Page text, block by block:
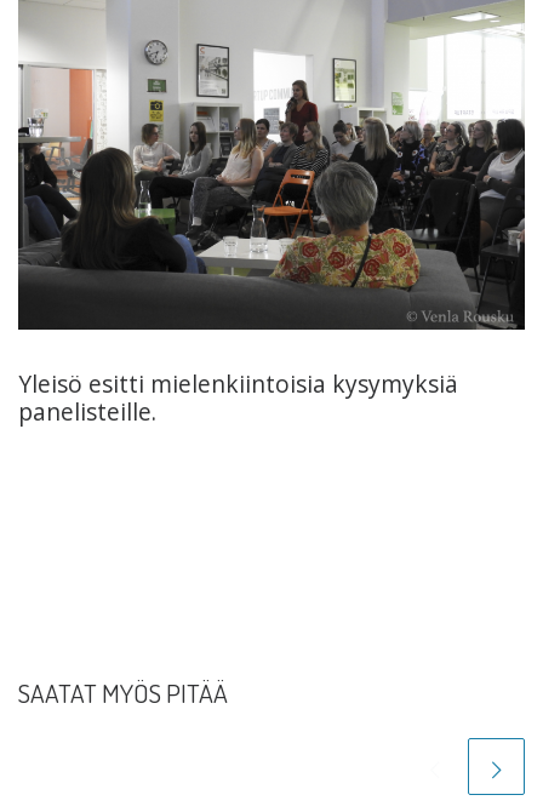
Yleisö esitti mielenkiintoisia kysymyksiä
panelisteille.
SAATAT MYÖS PITÄÄ